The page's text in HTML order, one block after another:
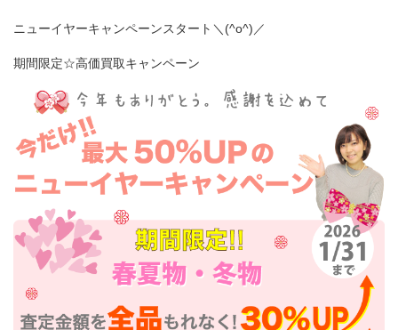
ニューイヤーキャンペーンスタート＼(^o^)／
期間限定☆高価買取キャンペーン